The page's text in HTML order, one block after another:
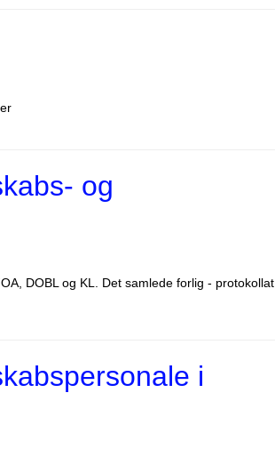
og
DOBL og KL. Det samlede forlig - protokollat
i